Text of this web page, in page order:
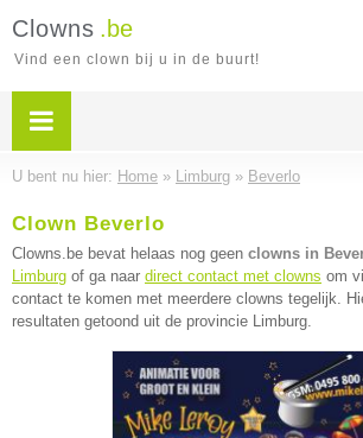
Clowns .be
Vind een clown bij u in de buurt!
U bent nu hier: Home » Limburg » Beverlo
Clown Beverlo
Clowns.be bevat helaas nog geen clowns in
Limburg of ga naar direct contact met clowns om
contact te komen met meerdere clowns tegelijk.
resultaten getoond uit de provincie Limburg.